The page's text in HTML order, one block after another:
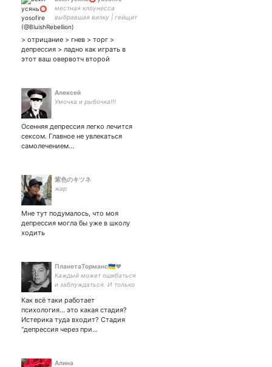
местная клоунесса
выбравшая вилку | гейщит
инфаркт на азии | D:BH
киллджой, сайфера |
valorant wtf moment | F41
> отрицание > гнев > торг >
депрессия > ладно как играть в
этот ваш овервотч второй
Алексей
Умочка и рыбочка!!!
Осенняя депрессия легко лечится
сексом. Главное не увлекаться
самолечением...
紫色のキツネ
жар
Мне тут подумалось, что моя
депрессия могла бы уже в школу
ходить
ПланетаТорманс🇺🇦❤️
Каждый может ошибаться
и заблуждаться. И только
упорствовать в своём
заблуждении...
Как всё таки работает
психология... это какая стадия?
Истерика туда входит? Стадия
"депрессия через при…
Алина